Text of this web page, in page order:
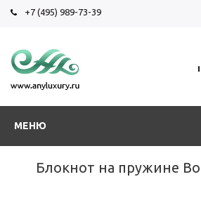
+7 (495) 989-73-39
МЕНЮ
Блокнот на пружине